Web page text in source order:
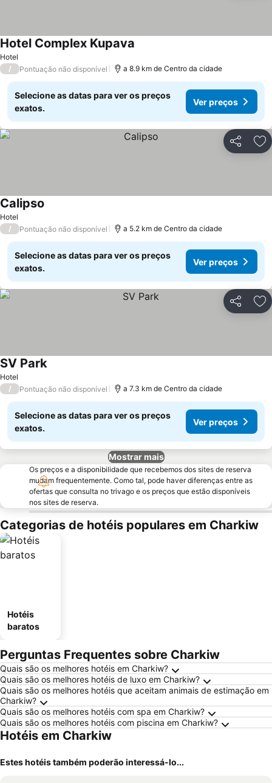
Hotel
Hotel Complex Kupava
/ Pontuação não disponível a 8.9 km de Centro da cidade
Selecione as datas para ver os preços
exatos.
Ver preços
Partilhar
Hotel
Calipso
/ Pontuação não disponível a 5.2 km de Centro da cidade
Selecione as datas para ver os preços
exatos.
Ver preços
Partilhar
Hotel
SV Park
/ Pontuação não disponível a 7.3 km de Centro da cidade
Selecione as datas para ver os preços
exatos.
Ver preços
Mostrar mais
Os preços e a disponibilidade que recebemos dos sites de reserva
mudam frequentemente. Como tal, pode haver diferenças entre as
ofertas que consulta no trivago e os preços que estão disponíveis
nos sites de reserva.
Categorias de hotéis populares em Charkiw
Hotéis
baratos
Perguntas Frequentes sobre Charkiw
Quais são os melhores hotéis em Charkiw?
Quais são os melhores hotéis de luxo em Charkiw?
Quais são os melhores hotéis que aceitam animais de estimação em
Charkiw?
Quais são os melhores hotéis com spa em Charkiw?
Quais são os melhores hotéis com piscina em Charkiw?
Hotéis em Charkiw
Estes hotéis também poderão interessá-lo...